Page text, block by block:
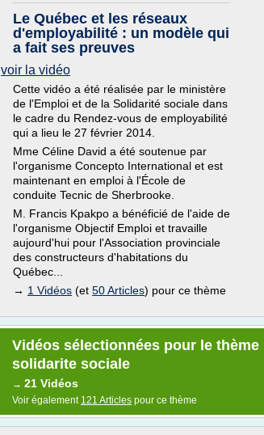
Le Québec et les réseaux
d'employabilité : un modèle qui
a fait ses preuves
voir la vidéo
Cette vidéo a été réalisée par le ministère
de l'Emploi et de la Solidarité sociale dans
le cadre du Rendez-vous de employabilité
qui a lieu le 27 février 2014.
Mme Céline David a été soutenue par
l'organisme Concepto International et est
maintenant en emploi à l'École de
conduite Tecnic de Sherbrooke.
M. Francis Kpakpo a bénéficié de l'aide de
l'organisme Objectif Emploi et travaille
aujourd'hui pour l'Association provinciale
des constructeurs d'habitations du
Québec...
→ 1 Vidéos (et 50 Articles) pour ce thème
Vidéos sélectionnées pour le
solidarite sociale
→ 21 Vidéos
Voir également 121 Articles pour ce thème